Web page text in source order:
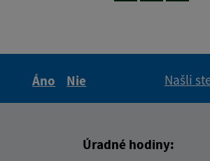
Áno
Nie
Našli
Úradné hodiny: